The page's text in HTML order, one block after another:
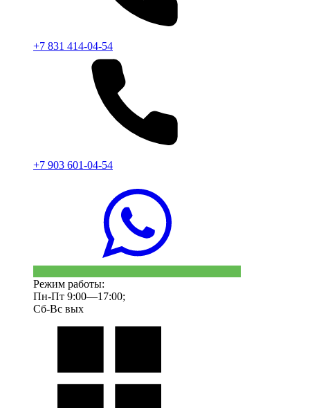
+7 831 414-04-54
+7 903 601-04-54
Режим работы:
Пн-Пт 9:00—17:00;
Сб-Вс вых